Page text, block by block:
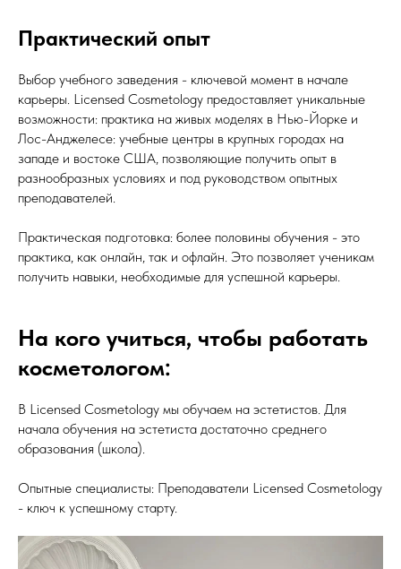
Практический опыт
Выбор учебного заведения - ключевой момент в начале
карьеры. Licensed Cosmetology предоставляет уникальные
возможности: практика на живых моделях в Нью-Йорке и
Лос-Анджелесе: учебные центры в крупных городах на
западе и востоке США, позволяющие получить опыт в
разнообразных условиях и под руководством опытных
преподавателей.
Практическая подготовка: более половины обучения - это
практика, как онлайн, так и офлайн. Это позволяет ученикам
получить навыки, необходимые для успешной карьеры.
На кого учиться, чтобы работать
косметологом:
В Licensed Cosmetology мы обучаем на эстетистов. Для
начала обучения на эстетиста достаточно среднего
образования (школа).
Опытные специалисты: Преподаватели Licensed Cosmetology
- ключ к успешному старту.